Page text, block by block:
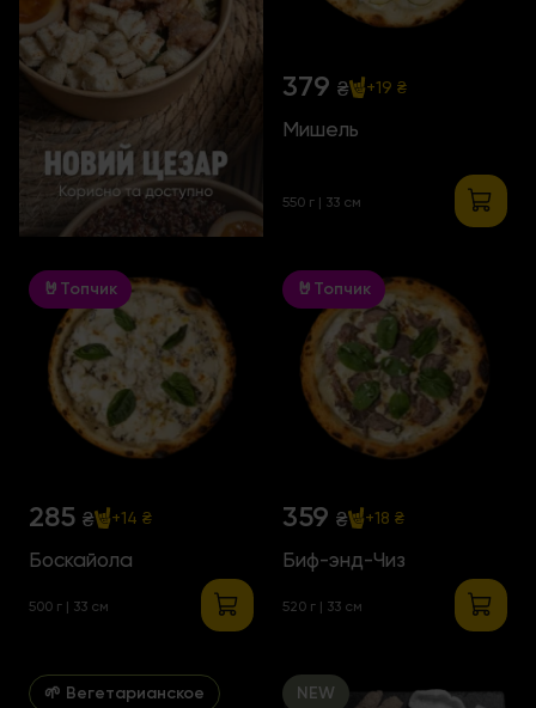
379 ₴ +19 ₴
Мишель
550 г | 33 см
🤘Топчик
285 ₴ +14 ₴
Боскайола
500 г | 33 см
🤘Топчик
359 ₴ +18 ₴
Биф-энд-Чиз
520 г | 33 см
🌱 Вегетарианское NEW